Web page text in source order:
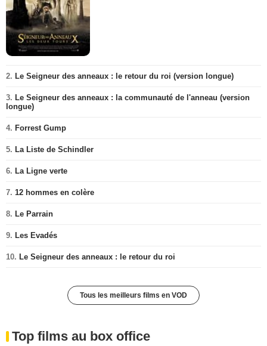
2. Le Seigneur des anneaux : le retour du roi (version longue)
3. Le Seigneur des anneaux : la communauté de l'anneau (version
longue)
4. Forrest Gump
5. La Liste de Schindler
6. La Ligne verte
7. 12 hommes en colère
8. Le Parrain
9. Les Evadés
10. Le Seigneur des anneaux : le retour du roi
Tous les meilleurs films en VOD
Top films au box office